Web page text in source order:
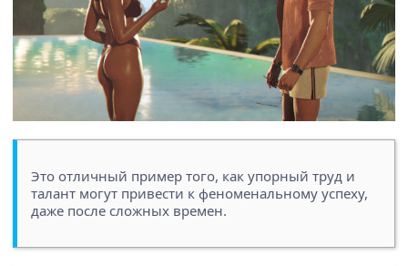
Это отличный пример того, как упорный труд и
талант могут привести к феноменальному успеху,
даже после сложных времен.